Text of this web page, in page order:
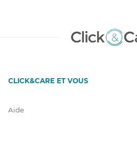
CLICK&CARE ET VOUS
Aide